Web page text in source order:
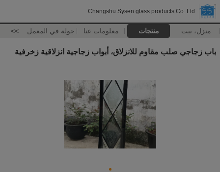
Changshu Sysen glass products Co. Ltd.
منزل، بيت منتجات معلومات عنا جولة في المعمل >>
باب زجاجي صلب مقاوم للانزلاق، أبواب زجاجية انزلاقية زخرفية